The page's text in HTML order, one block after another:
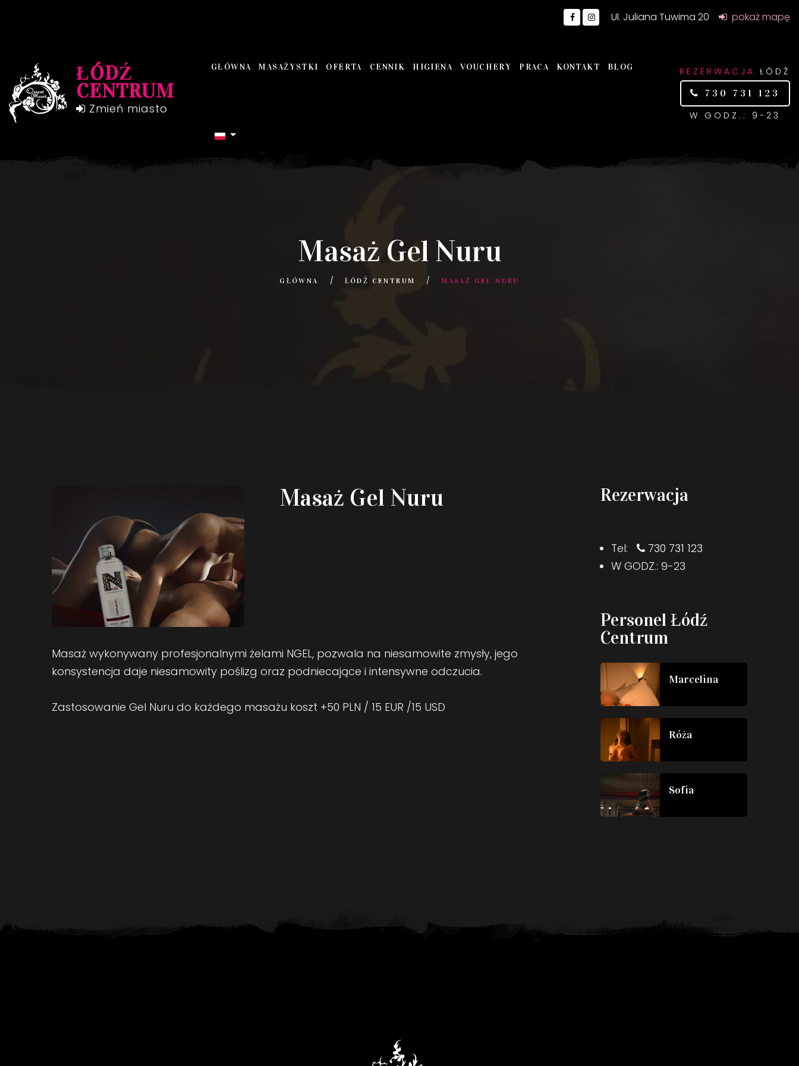
Ul. Juliana Tuwima 20 pokaż mapę
ŁÓDŹ
CENTRUM
Zmień miasto
GŁÓWNA MASAŻYSTKI OFERTA CENNIK HIGIENA VOUCHERY PRACA KONTAKT BLOG REZERWACJA ŁÓDŹ
730 731 123
W GODZ.: 9-23
Masaż Gel Nuru
GŁÓWNA ŁÓDŹ CENTRUM MASAŻ GEL NURU
Masaż Gel Nuru
Masaż wykonywany profesjonalnymi żelami NGEL, pozwala na niesamowite zmysły, jego
konsystencja daje niesamowity poślizg oraz podniecające i intensywne odczucia.
Zastosowanie Gel Nuru do każdego masażu koszt +50 PLN / 15 EUR /15 USD
Rezerwacja
Tel:
730 731 123
W GODZ.: 9-23
Personel Łódź
Centrum
Marcelina
Róża
Sofia